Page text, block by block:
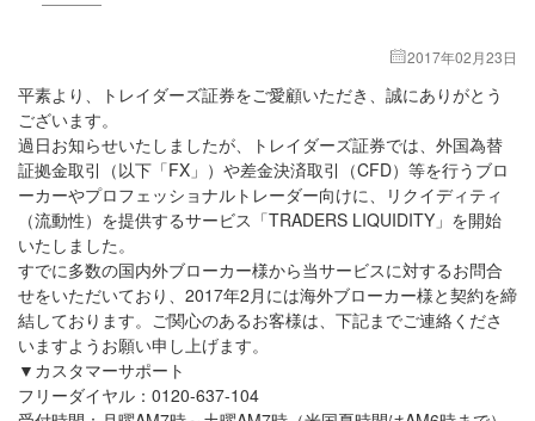
2017年02月23日
平素より、トレイダーズ証券をご愛顧いただき、誠にありがとう
ございます。
過日お知らせいたしましたが、トレイダーズ証券では、外国為替
証拠金取引（以下「FX」）や差金決済取引（CFD）等を行うブロ
ーカーやプロフェッショナルトレーダー向けに、リクイディティ
（流動性）を提供するサービス「TRADERS LIQUIDITY」を開始
いたしました。
すでに多数の国内外ブローカー様から当サービスに対するお問合
せをいただいており、2017年2月には海外ブローカー様と契約を締
結しております。ご関心のあるお客様は、下記までご連絡くださ
いますようお願い申し上げます。
▼カスタマーサポート
フリーダイヤル：0120-637-104